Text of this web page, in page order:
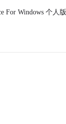
For Windows 个人版